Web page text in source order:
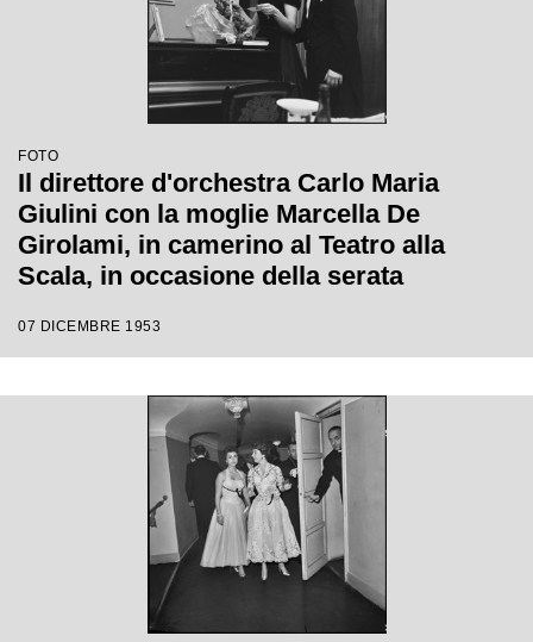
FOTO
Il direttore d'orchestra Carlo Maria
Giulini con la moglie Marcella De
Girolami, in camerino al Teatro alla
Scala, in occasione della serata
1954 con l'opera "La Wally", di Alfredo
e la direzione di Giulini stesso
07 DICEMBRE 1953